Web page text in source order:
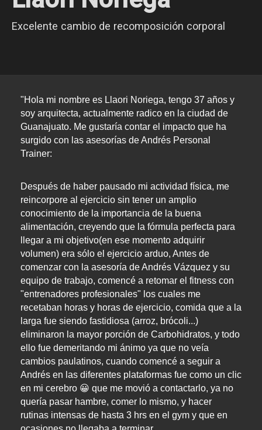
Excelente cambio de recomposición corporal
"Hola mi nombre es Llaori Noriega, tengo 37 años y
soy arquitecta, actualmente radico en la ciudad de
Guanajuato. Me gustaría contar el impacto que ha
surgido con las asesorías de Andrés Personal
Trainer:
Después de haber pausado mi actividad física, me
reincorpore al ejercicio sin tener un amplio
conocimiento de la importancia de la buena
alimentación, creyendo que la fórmula perfecta para
llegar a mi objetivo(en ese momento adquirir
volumen) era sólo el ejercicio arduo, Antes de
comenzar con la asesoría de Andrés Vázquez y su
equipo de trabajo, comencé a retomar el fitness con
"entrenadores profesionales" los cuales me
recetaban horas y horas de ejercicio, comida que a la
larga fue siendo fastidiosa (arroz, brócoli...)
eliminaron la mayor porción de Carbohidratos, y todo
ello fue demeritando mi ánimo ya que no veía
cambios paulatinos, cuando comencé a seguir a
Andrés en las diferentes plataformas fue como un clic
en mi cerebro 😀 que me movió a contactarlo, ya no
quería pasar hambre, comer lo mismo, y hacer
rutinas intensas de hasta 3 hrs en el gym y que en